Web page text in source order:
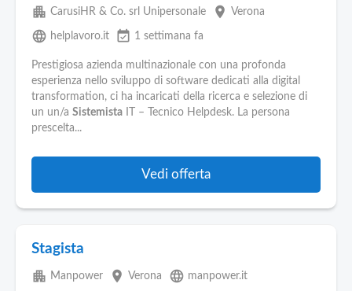
apartment CarusiHR & Co. srl Unipersonale place Verona
language helplavoro.it event_available 1 settimana fa
Prestigiosa azienda multinazionale con una profonda
esperienza nello sviluppo di software dedicati alla digital
transformation, ci ha incaricati della ricerca e selezione di
un un/a Sistemista IT – Tecnico Helpdesk. La persona
prescelta...
Vedi offerta
Stagista
apartment Manpower place Verona language manpower.it